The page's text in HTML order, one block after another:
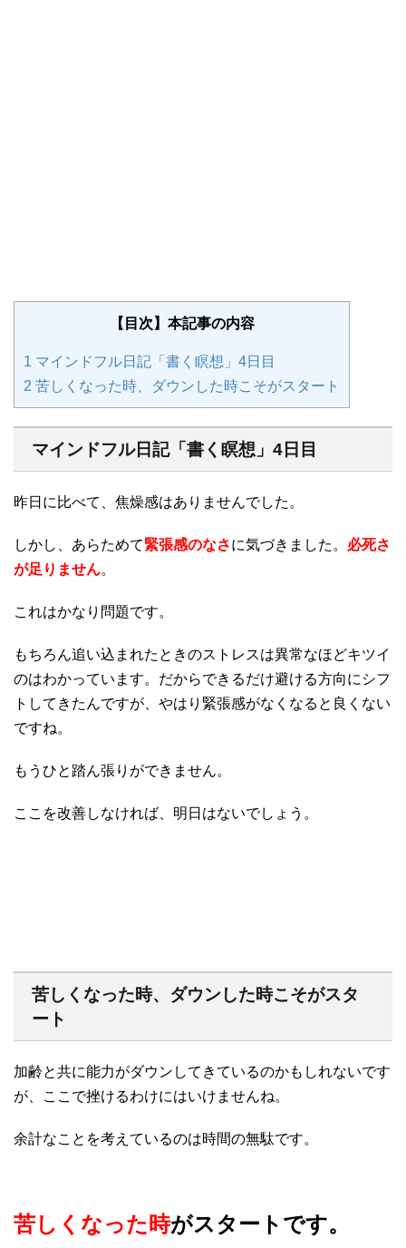
【目次】本記事の内容
1 マインドフル日記「書く瞑想」4日目
2 苦しくなった時、ダウンした時こそがスタート
マインドフル日記「書く瞑想」4日目
昨日に比べて、焦燥感はありませんでした。
しかし、あらためて緊張感のなさに気づきました。 必死さ
が足りません。
これはかなり問題です。
もちろん追い込まれたときのストレスは異常なほどキツイ
のはわかっています。だからできるだけ避ける方向にシフ
トしてきたんですが、やはり緊張感がなくなると良くない
ですね。
もうひと踏ん張りができません。
ここを改善しなければ、明日はないでしょう。
苦しくなった時、ダウンした時こそがスタ
ート
加齢と共に能力がダウンしてきているのかもしれないです
が、ここで挫けるわけにはいけませんね。
余計なことを考えているのは時間の無駄です。
苦しくなった時がスタートです。